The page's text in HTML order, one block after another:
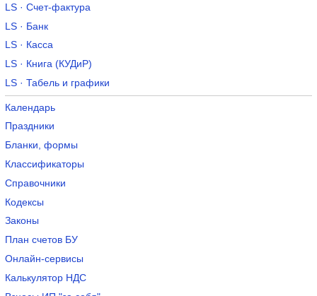
LS · Счет-фактура
LS · Банк
LS · Касса
LS · Книга (КУДиР)
LS · Табель и графики
Календарь
Праздники
Бланки, формы
Классификаторы
Справочники
Кодексы
Законы
План счетов БУ
Онлайн-сервисы
Калькулятор НДС